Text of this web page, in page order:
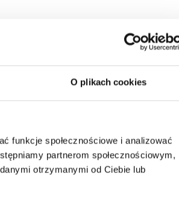
O plikach cookies
funkcje społecznościowe i analizować
partnerom społecznościowym,
otrzymanymi od Ciebie lub
do